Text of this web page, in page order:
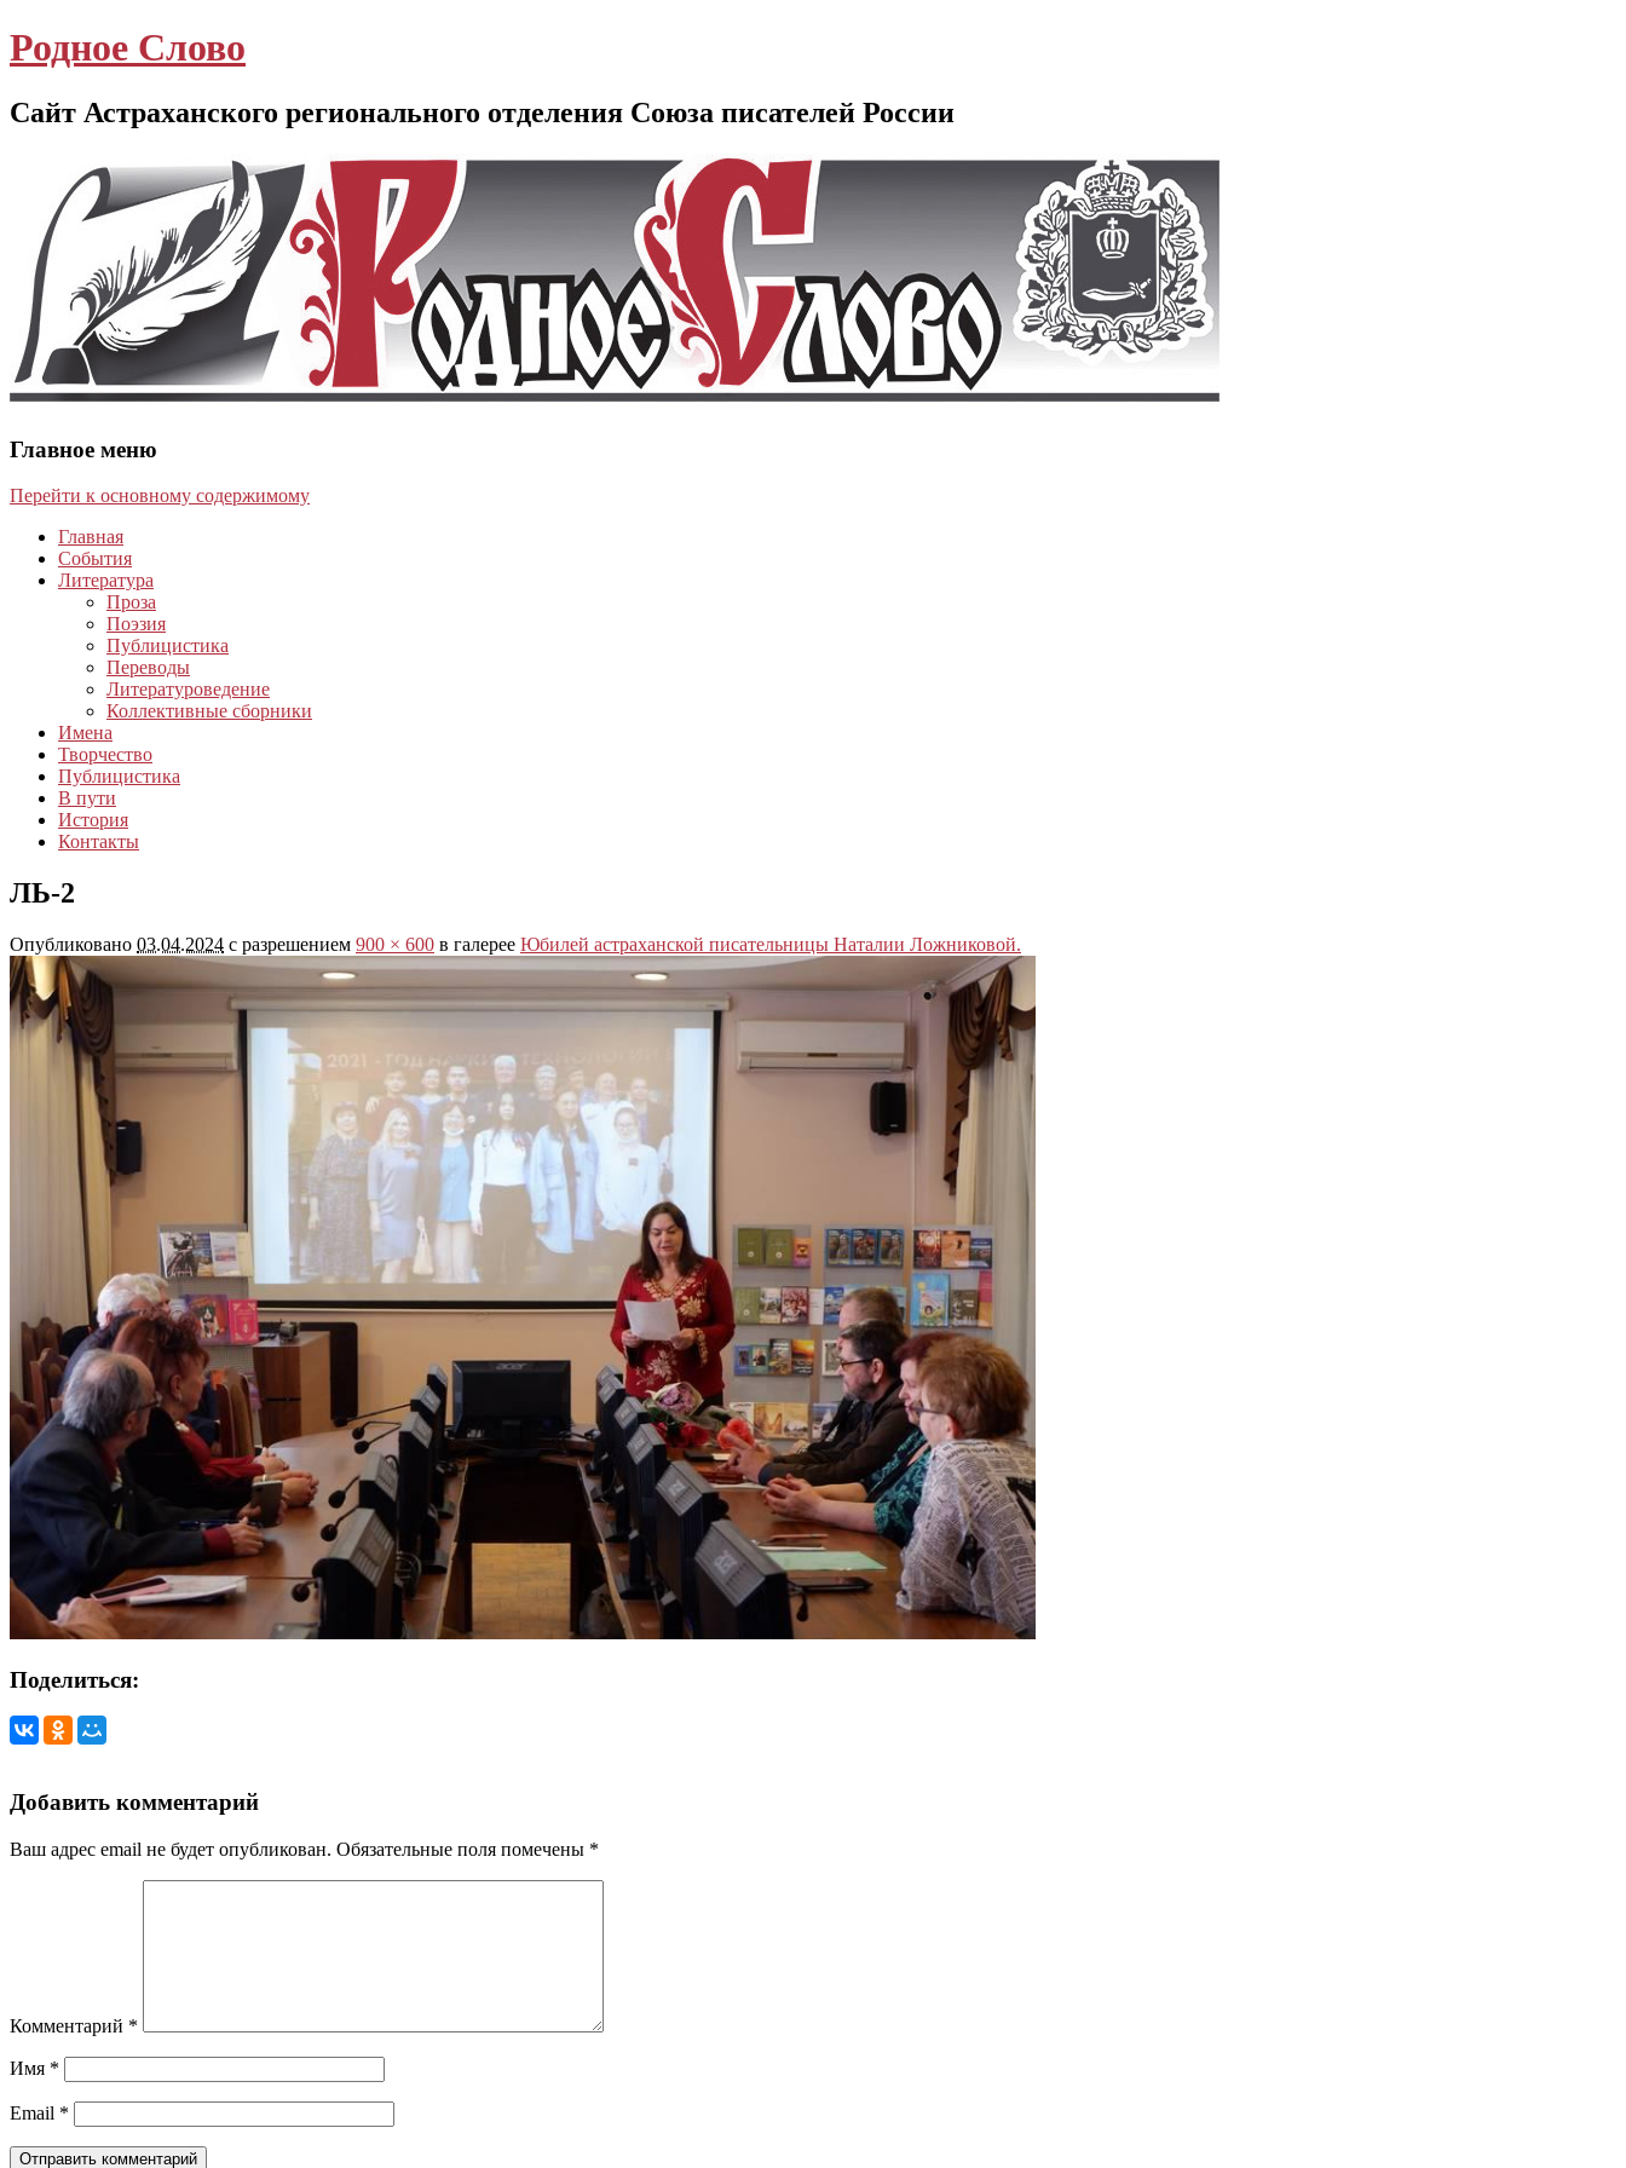
Родное Слово
Сайт Астраханского регионального отделения Союза писателей России
Главное меню
Перейти к основному содержимому
Главная
События
Литература
Проза
Поэзия
Публицистика
Переводы
Литературоведение
Коллективные сборники
Имена
Творчество
Публицистика
В пути
История
Контакты
ЛЬ-2
Опубликовано 03.04.2024 с разрешением 900 × 600 в галерее Юбилей астраханской писательницы Наталии Ложниковой.
Поделиться:
Добавить комментарий
Ваш адрес email не будет опубликован. Обязательные поля помечены *
Комментарий *
Имя *
Email *